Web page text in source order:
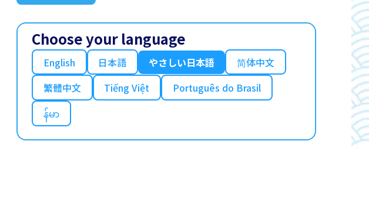
Choose your language
English 日本語 やさしい日本語
简体中文
繁體中文
Tiếng Việt
Português do Brasil
န်မာ